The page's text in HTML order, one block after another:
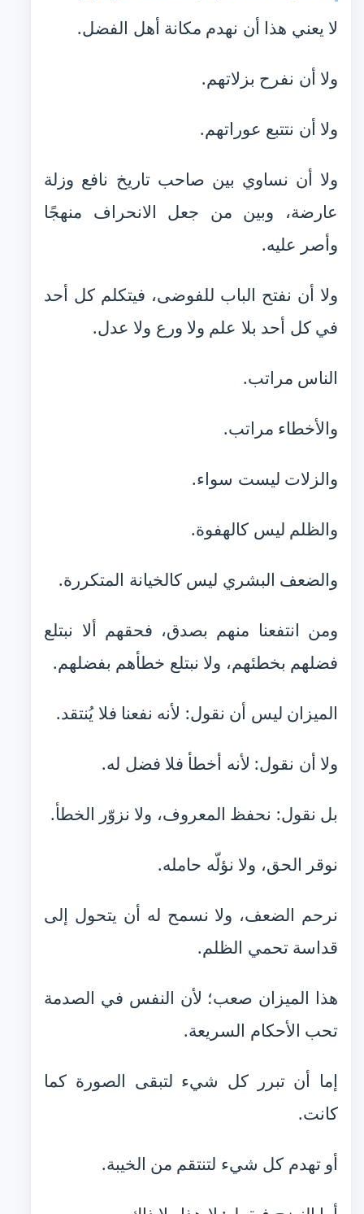
لا يعني هذا أن نهدم مكانة أهل الفضل.
ولا أن نفرح بزلاتهم.
ولا أن نتتبع عوراتهم.
ولا أن نساوي بين صاحب تاريخ نافع وزلة
عارضة، وبين من جعل الانحراف منهجًا
وأصر عليه.
ولا أن نفتح الباب للفوضى، فيتكلم كل أحد
في كل أحد بلا علم ولا ورع ولا عدل.
الناس مراتب.
والأخطاء مراتب.
والزلات ليست سواء.
والظلم ليس كالهفوة.
والضعف البشري ليس كالخيانة المتكررة.
ومن انتفعنا منهم بصدق، فحقهم ألا نبتلع
فضلهم بخطئهم، ولا نبتلع خطأهم بفضلهم.
الميزان ليس أن نقول: لأنه نفعنا فلا يُنتقد.
ولا أن نقول: لأنه أخطأ فلا فضل له.
بل نقول: نحفظ المعروف، ولا نزوّر الخطأ.
نوقر الحق، ولا نؤلّه حامله.
نرحم الضعف، ولا نسمح له أن يتحول إلى
قداسة تحمي الظلم.
هذا الميزان صعب؛ لأن النفس في الصدمة
تحب الأحكام السريعة.
إما أن تبرر كل شيء لتبقى الصورة كما
كانت.
أو تهدم كل شيء لتنتقم من الخيبة.